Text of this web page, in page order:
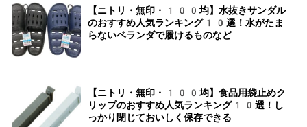
【ニトリ・無印・100均】水抜きサンダル
のおすすめ人気ランキング10選！水がたま
らないベランダで履けるものなど
【ニトリ・無印・100均】食品用袋止めク
リップのおすすめ人気ランキング10選！し
っかり閉じておいしく保存できる